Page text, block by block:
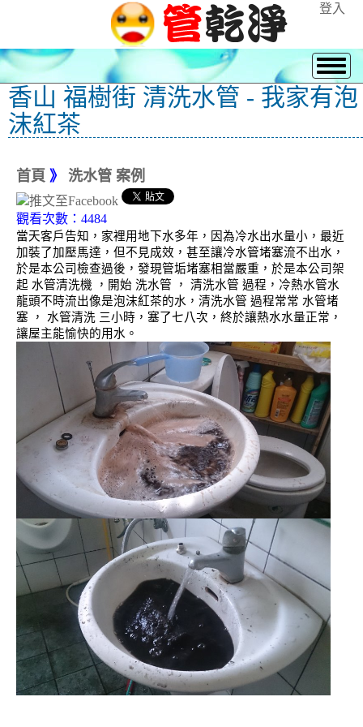
登入
香山 福樹街 清洗水管 - 我家有泡
沫紅茶
首頁 》 洗水管 案例
觀看次數：4484
當天客戶告知，家裡用地下水多年，因為冷水出水量小，最近
加裝了加壓馬達，但不見成效，甚至讓冷水管堵塞流不出水，
於是本公司檢查過後，發現管垢堵塞相當嚴重，於是本公司架
起 水管清洗機 ，開始 洗水管 ， 清洗水管 過程，冷熱水管水
龍頭不時流出像是泡沫紅茶的水，清洗水管 過程常常 水管堵
塞 ， 水管清洗 三小時，塞了七八次，終於讓熱水水量正常，
讓屋主能愉快的用水。